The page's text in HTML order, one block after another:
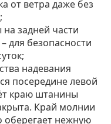
ветра даже без
задней части
для безопасности
надевания
посередине левой
краю штанины
Край молнии
нежную